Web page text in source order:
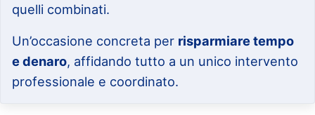
quelli combinati.
Un’occasione concreta per risparmiare tempo
e denaro, affidando tutto a un unico intervento
professionale e coordinato.